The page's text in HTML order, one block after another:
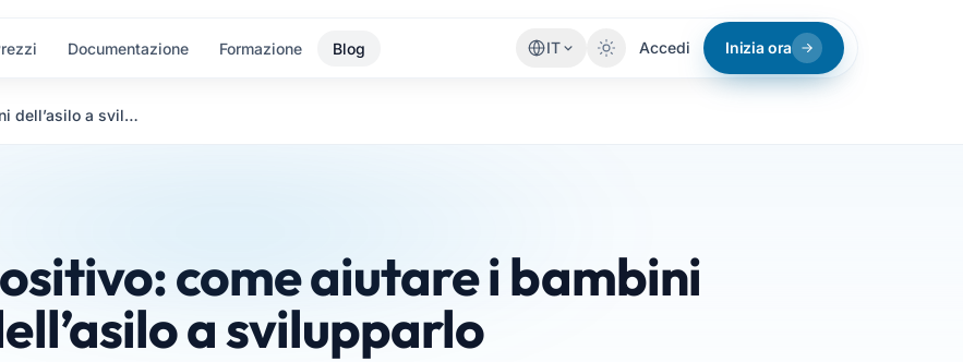
Documentazione Formazione Blog IT Accedi Inizia ora
Pensiero positivo: come aiutare i bambini dell’asilo a svilupparlo
come aiutare i bambini
a svilupparlo